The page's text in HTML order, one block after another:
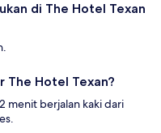
di The Hotel Texan
The Hotel Texan?
menit berjalan kaki dari